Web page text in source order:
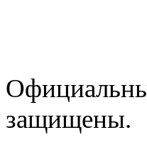
защищены.